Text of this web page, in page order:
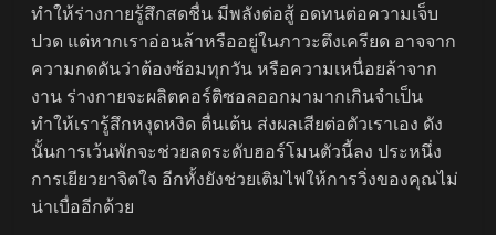
ทำให้ร่างกายรู้สึกสดชื่น มีพลังต่อสู้ อดทนต่อความเจ็บ
ปวด แต่หากเราอ่อนล้าหรืออยู่ในภาวะตึงเครียด อาจจาก
ความกดดันว่าต้องซ้อมทุกวัน หรือความเหนื่อยล้าจาก
งาน ร่างกายจะผลิตคอร์ติซอลออกมามากเกินจำเป็น
ทำให้เรารู้สึกหงุดหงิด ตื่นเต้น ส่งผลเสียต่อตัวเราเอง ดัง
นั้นการเว้นพักจะช่วยลดระดับฮอร์โมนตัวนี้ลง ประหนึ่ง
การเยียวยาจิตใจ อีกทั้งยังช่วยเติมไฟให้การวิ่งของคุณไม่
น่าเบื่ออีกด้วย